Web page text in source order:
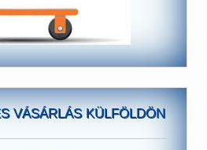
VÁSÁRLÁS KÜLFÖLDÖN